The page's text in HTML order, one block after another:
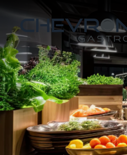
Skip to main content